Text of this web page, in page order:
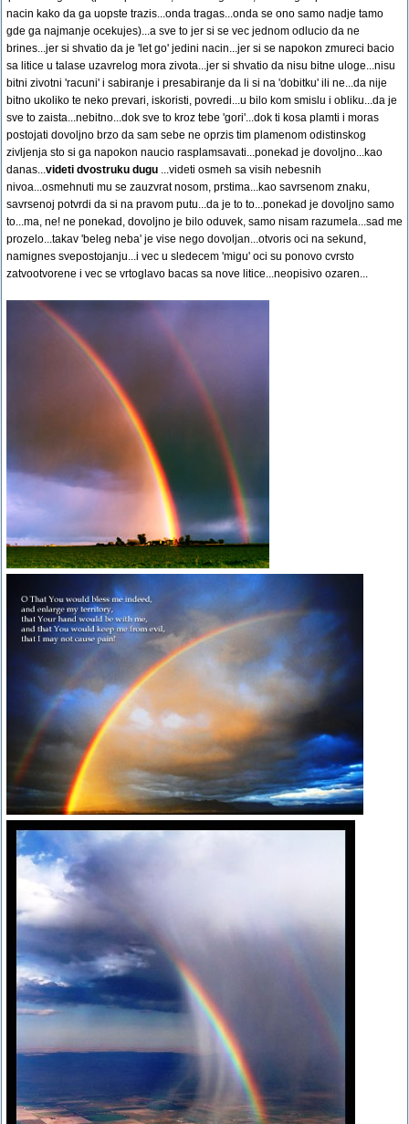
nacin kako da ga uopste trazis...onda tragas...onda se ono samo nadje tamo
gde ga najmanje ocekujes)...a sve to jer si se vec jednom odlucio da ne
brines...jer si shvatio da je 'let go' jedini nacin...jer si se napokon zmureci bacio
sa litice u talase uzavrelog mora zivota...jer si shvatio da nisu bitne uloge...nisu
bitni zivotni 'racuni' i sabiranje i presabiranje da li si na 'dobitku' ili ne...da nije
bitno ukoliko te neko prevari, iskoristi, povredi...u bilo kom smislu i obliku...da je
sve to zaista...nebitno...dok sve to kroz tebe 'gori'...dok ti kosa plamti i moras
postojati dovoljno brzo da sam sebe ne oprzis tim plamenom odistinskog
zivljenja sto si ga napokon naucio rasplamsavati...ponekad je dovoljno...kao
danas...videti dvostruku dugu ...videti osmeh sa visih nebesnih
nivoa...osmehnuti mu se zauzvrat nosom, prstima...kao savrsenom znaku,
savrsenoj potvrdi da si na pravom putu...da je to to...ponekad je dovoljno samo
to...ma, ne! ne ponekad, dovoljno je bilo oduvek, samo nisam razumela...sad me
prozelo...takav 'beleg neba' je vise nego dovoljan...otvoris oci na sekund,
namignes svepostojanju...i vec u sledecem 'migu' oci su ponovo cvrsto
zatvootvorene i vec se vrtoglavo bacas sa nove litice...neopisivo ozaren...